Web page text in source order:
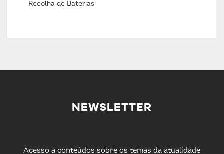
Recolha de Baterias
NEWSLETTER
Acesso a conteúdos sobre os temas da atualidade